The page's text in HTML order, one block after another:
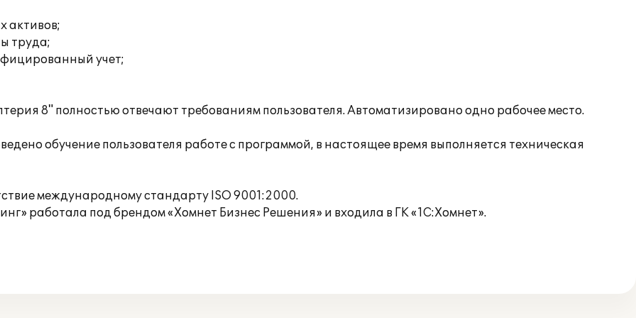
активов;
труда;
учет;
8" полностью отвечают требованиям пользователя. Автоматизировано одно рабочее место.
обучение пользователя работе с программой, в настоящее время выполняется техническая
международному стандарту ISO 9001:2000.
работала под брендом «Хомнет Бизнес Решения» и входила в ГК «1С:Хомнет».